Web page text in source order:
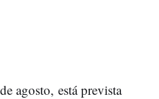
agosto, está prevista